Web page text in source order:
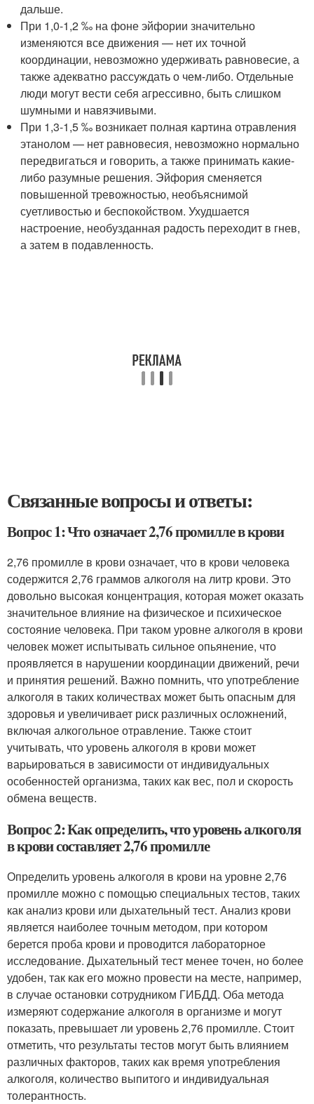
дальше.
При 1,0-1,2 ‰ на фоне эйфории значительно
изменяются все движения — нет их точной
координации, невозможно удерживать равновесие, а
также адекватно рассуждать о чем-либо. Отдельные
люди могут вести себя агрессивно, быть слишком
шумными и навязчивыми.
При 1,3-1,5 ‰ возникает полная картина отравления
этанолом — нет равновесия, невозможно нормально
передвигаться и говорить, а также принимать какие-
либо разумные решения. Эйфория сменяется
повышенной тревожностью, необъяснимой
суетливостью и беспокойством. Ухудшается
настроение, необузданная радость переходит в гнев,
а затем в подавленность.
Связанные вопросы и ответы:
Вопрос 1: Что означает 2,76 промилле в крови
2,76 промилле в крови означает, что в крови человека
содержится 2,76 граммов алкоголя на литр крови. Это
довольно высокая концентрация, которая может оказать
значительное влияние на физическое и психическое
состояние человека. При таком уровне алкоголя в крови
человек может испытывать сильное опьянение, что
проявляется в нарушении координации движений, речи
и принятия решений. Важно помнить, что употребление
алкоголя в таких количествах может быть опасным для
здоровья и увеличивает риск различных осложнений,
включая алкогольное отравление. Также стоит
учитывать, что уровень алкоголя в крови может
варьироваться в зависимости от индивидуальных
особенностей организма, таких как вес, пол и скорость
обмена веществ.
Вопрос 2: Как определить, что уровень алкоголя
в крови составляет 2,76 промилле
Определить уровень алкоголя в крови на уровне 2,76
промилле можно с помощью специальных тестов, таких
как анализ крови или дыхательный тест. Анализ крови
является наиболее точным методом, при котором
берется проба крови и проводится лабораторное
исследование. Дыхательный тест менее точен, но более
удобен, так как его можно провести на месте, например,
в случае остановки сотрудником ГИБДД. Оба метода
измеряют содержание алкоголя в организме и могут
показать, превышает ли уровень 2,76 промилле. Стоит
отметить, что результаты тестов могут быть влиянием
различных факторов, таких как время употребления
алкоголя, количество выпитого и индивидуальная
толерантность.